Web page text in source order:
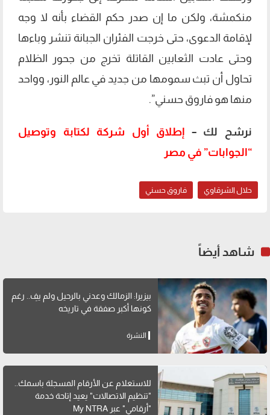
منكمشة، ولكن ما إن صدر حكم القضاء بأنه لا وجه
لإقامة الدعوى، حتى خرجت الفئران الجبانة تنشر وباءها
وحتى عادت الثعابين القاتلة تخرج من جحور الظلام
تحاول أن تبث سمومها من جديد في عالم النور، وواحد
منها هو فاروق حسني”.
نرشح لك – إطلاق أول شركة لكتابة وتوصيل
“الجوابات” في مصر
حلال الشرقاوي فاروق حسني
شاهد أيضاً
بيزيرا: الزمالك وعدني بالرحيل ولم يفِ.. رغم
كونها أكبر صفقة في تاريخه
النشرة
للاستعلام عن الأرقام المسجلة باسمك..
"تنظيم الاتصالات" يعيد إتاحة خدمة
"أرقامي" عبر My NTRA